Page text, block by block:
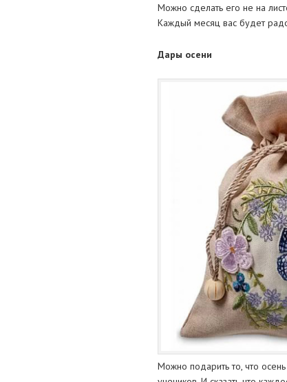
Можно сделать его не на
Каждый месяц вас будет
Дары осени
Можно подарить то, что